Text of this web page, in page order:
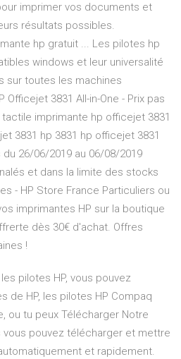
imprimer vos documents et
résultats possibles.
hp gratuit ... Les pilotes hp
windows et leur universalité
sur toutes les machines
3831 All-in-One - Prix pas
imprimante hp officejet 3831
3831 hp 3831 hp officejet 3831
26/06/2019 au 06/08/2019
et dans la limite des stocks
- HP Store France Particuliers ou
imprimantes HP sur la boutique
dès 30€ d'achat. Offres
!
pilotes HP, vous pouvez
de HP, les pilotes HP Compaq
ou tu peux Télécharger Notre
vous pouvez télécharger et mettre
et rapidement.